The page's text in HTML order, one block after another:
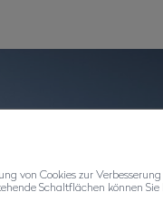
von Cookies zur Verbesserung
Schaltflächen können Sie